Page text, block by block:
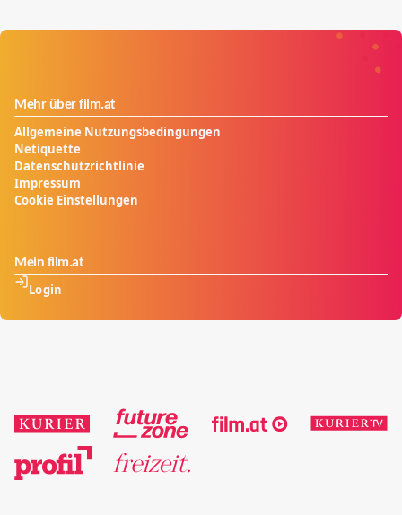
Mehr über film.at
Allgemeine Nutzungsbedingungen
Netiquette
Datenschutzrichtlinie
Impressum
Cookie Einstellungen
Mein film.at
Login